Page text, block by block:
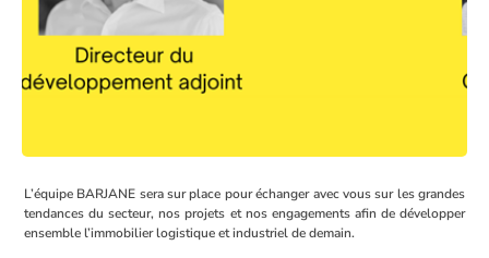
L’équipe BARJANE sera sur place pour échanger avec vous sur les grandes
tendances du secteur, nos projets et nos engagements afin de développer
ensemble l’immobilier logistique et industriel de demain.